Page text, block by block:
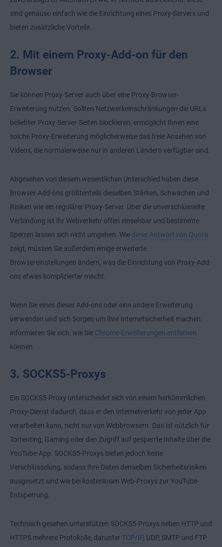
sind genauso einfach wie die Einrichtung eines Proxy-Servers und
bieten zusätzliche Vorteile.
2. Mit einem Proxy-Add-on für den
Browser
Sie können Proxy-Server auch über eine Proxy-Browser-
Erweiterung nutzen. Sollten Netzwerkeinschränkungen die URLs
beliebter Proxy-Server-Seiten blockieren, ermöglicht Ihnen eine
solche Proxy-Erweiterung möglicherweise das freie Ansehen von
Videos, die normalerweise nur in anderen Ländern verfügbar sind.
Abgesehen von diesem wesentlichen Unterschied haben diese
Browser-Add-ons größtenteils dieselben Stärken, Schwächen und
Risiken wie ein regulärer Proxy-Server. Über die unverschlüsselte
Verbindung ist Ihr Webverkehr offen einsehbar und bestimmte
Sperren lassen sich nicht umgehen. Wie diese Antwort von Quora
zeigt, müssen Sie außerdem einige erweiterte
Browsereinstellungen ändern, was die Einrichtung von Proxy-Add-
ons etwas komplizierter macht.
Wenn Sie eines dieser Add-ons oder eine andere Erweiterung
verwenden und sich Sorgen um Ihre Internetsicherheit machen,
informieren Sie sich, wie Sie Chrome-Erweiterungen entfernen
können.
3. SOCKS5-Proxys
Ein SOCKS5-Proxy unterscheidet sich von einem herkömmlichen
Proxy-Dienst dadurch, dass er den Internetverkehr von jeder App
verarbeiten kann, nicht nur von Webbrowsern. Das ist nützlich für
Torrenting, Gaming oder den Zugriff auf gesperrte Inhalte über die
YouTube-App. SOCKS5-Proxys bieten jedoch keine
Verschlüsselung, sodass Ihre Daten denselben Sicherheitsrisiken
ausgesetzt sind wie bei kostenlosen Web-Proxys zur YouTube-
Entsperrung.
Technisch gesehen unterstützen SOCKS5-Proxys neben HTTP und
HTTPS mehrere Protokolle, darunter TCP/IP, UDP, SMTP und FTP